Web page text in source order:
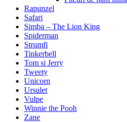
Rapunzel
Safari
Simba – The Lion King
Spiderman
Strumfi
Tinkerbell
Tom si Jerry
Tweety
Unicorn
Ursulet
Vulpe
Winnie the Pooh
Zane